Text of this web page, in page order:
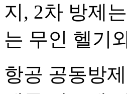
지, 2차 방제
는 무인 헬기
항공 공동방